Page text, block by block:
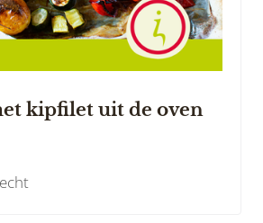
kipfilet uit de oven